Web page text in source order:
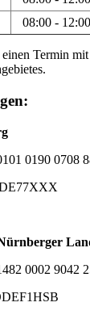
08:00 -
Termin
0190 0708
0002 9042